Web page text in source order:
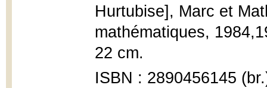
Hurtubise], Marc et
mathématiques,
22 cm.
ISBN : 2890456145